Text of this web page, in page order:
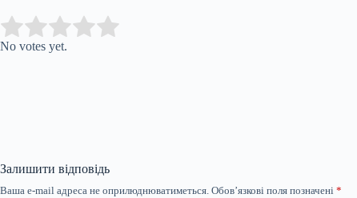
Rate this item:
No votes yet.
Залишити відповідь
Ваша e-mail адреса не оприлюднюватиметься. Обов’язкові поля позначені *